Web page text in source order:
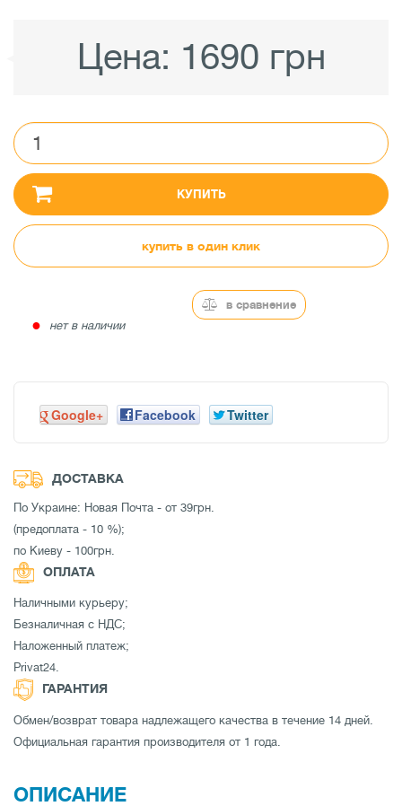
Цена: 1690 грн
КУПИТЬ
купить в один клик
● нет в наличии
в сравнение
Google+ Facebook Twitter
ДОСТАВКА
По Украине: Новая Почта - от 39грн.
(предоплата - 10 %);
по Киеву - 100грн.
ОПЛАТА
Наличными курьеру;
Безналичная с НДС;
Наложенный платеж;
Privat24.
ГАРАНТИЯ
Обмен/возврат товара надлежащего качества в течение 14 дней.
Официальная гарантия производителя от 1 года.
ОПИСАНИЕ